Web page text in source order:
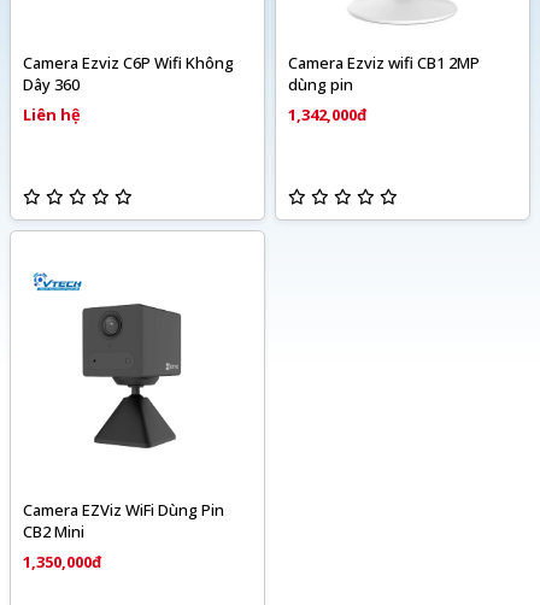
Camera Ezviz C6P Wifi Không
Dây 360
Liên hệ
Camera Ezviz wifi CB1 2MP
dùng pin
1,342,000đ
Camera EZViz WiFi Dùng Pin
CB2 Mini
1,350,000đ